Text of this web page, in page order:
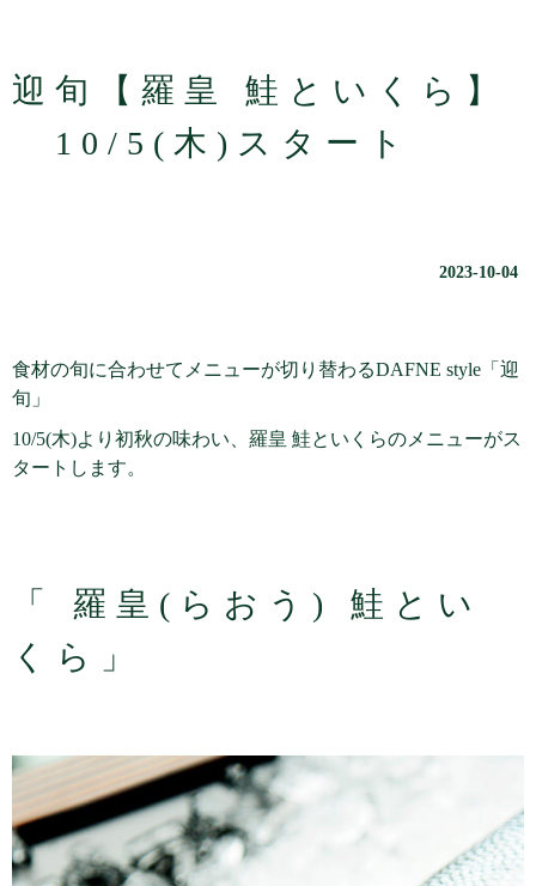
迎旬【羅皇 鮭といくら】
10/5(木)スタート
2023-10-04
食材の旬に合わせてメニューが切り替わるDAFNE style「迎
旬」
10/5(木)より初秋の味わい、羅皇 鮭といくらのメニューがス
タートします。
「 羅皇(らおう) 鮭とい
くら」